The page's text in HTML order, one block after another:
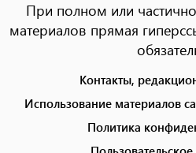
При полном или
материалов прямая
menu
Контакты,
Использование материалов
Политика